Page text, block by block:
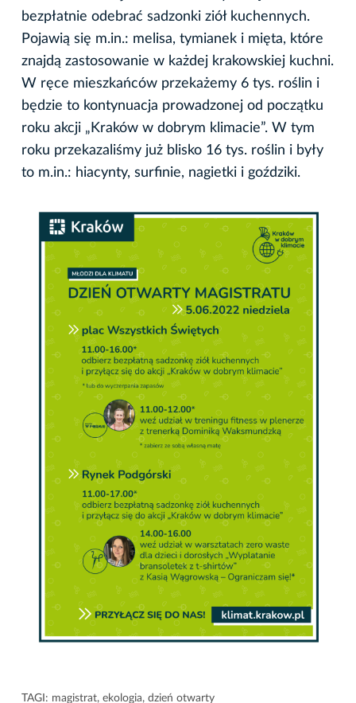
bezpłatnie odebrać sadzonki ziół kuchennych.
Pojawią się m.in.: melisa, tymianek i mięta, które
znajdą zastosowanie w każdej krakowskiej kuchni.
W ręce mieszkańców przekażemy 6 tys. roślin i
będzie to kontynuacja prowadzonej od początku
roku akcji „Kraków w dobrym klimacie”. W tym
roku przekazaliśmy już blisko 16 tys. roślin i były
to m.in.: hiacynty, surfinie, nagietki i goździki.
TAGI: magistrat, ekologia, dzień otwarty